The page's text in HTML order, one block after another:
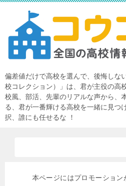
偏差値だけで高校を選んで、後悔しな
校コレクション）」は、君が主役の高
校風、部活、先輩のリアルな声から、
る、君が一番輝ける高校を一緒に見つ
択、誰にも任せるな ！
本ページにはプロモーション